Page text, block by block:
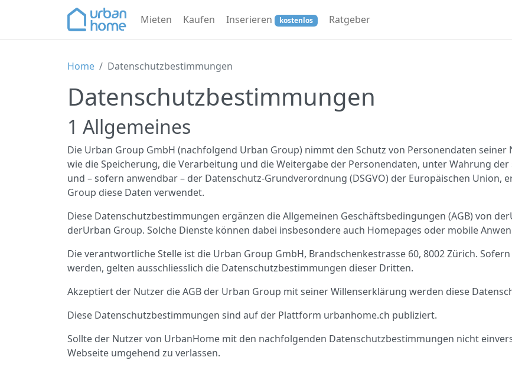
Mieten Kaufen Inserieren kostenlos Ratgeber
Home Datenschutzbestimmungen
Datenschutzbestimmungen
1 Allgemeines
Die Urban Group GmbH (nachfolgend Urban Group) nimmt den Schutz von Personendaten
wie die Speicherung, die Verarbeitung und die Weitergabe der Personendaten, unter Wahrung
und – sofern anwendbar – der Datenschutz-Grundverordnung (DSGVO) der Europäischen Union,
Group diese Daten verwendet.
Diese Datenschutzbestimmungen ergänzen die Allgemeinen Geschäftsbedingungen (AGB) von
derUrban Group. Solche Dienste können dabei insbesondere auch Homepages oder mobile
Die verantwortliche Stelle ist die Urban Group GmbH, Brandschenkestrasse 60, 8002 Zürich.
werden, gelten ausschliesslich die Datenschutzbestimmungen dieser Dritten.
Akzeptiert der Nutzer die AGB der Urban Group mit seiner Willenserklärung werden diese
Diese Datenschutzbestimmungen sind auf der Plattform urbanhome.ch publiziert.
Sollte der Nutzer von UrbanHome mit den nachfolgenden Datenschutzbestimmungen nicht
Webseite umgehend zu verlassen.